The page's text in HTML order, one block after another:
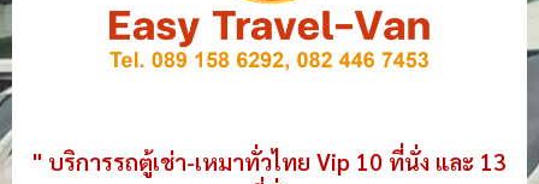
" บริการรถตู้เช่า-เหมาทั่วไทย Vip 10 ที่นั่ง และ 13